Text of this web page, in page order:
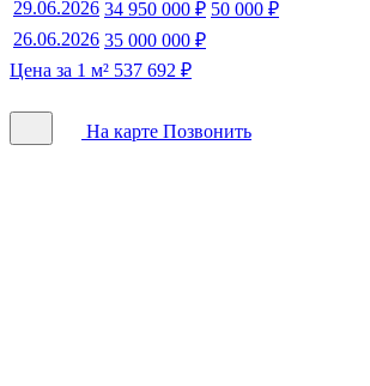
29.06.2026 34 950 000 ₽ 50 000 ₽
26.06.2026 35 000 000 ₽
Цена за 1 м² 537 692 ₽
На карте Позвонить